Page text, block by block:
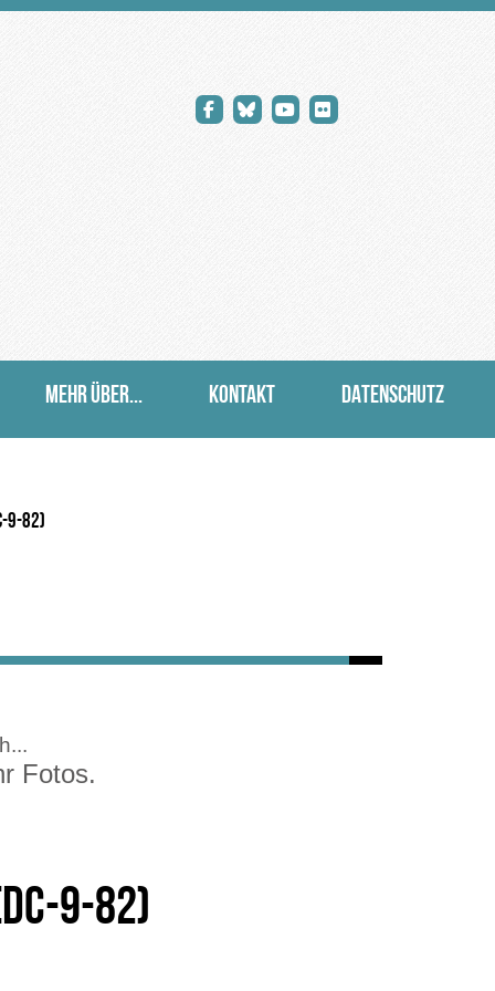
MEHR ÜBER... KONTAKT DATENSCHUTZ
9-82)
Fotos.
9-82)